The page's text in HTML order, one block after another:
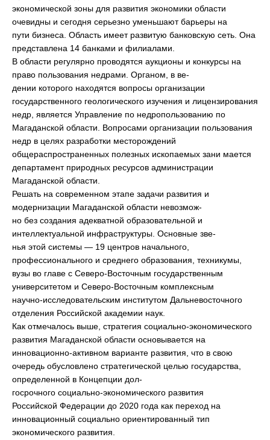
экономической зоны для развития экономики области
очевидны и сегодня серьезно уменьшают барьеры на
пути бизнеса. Область имеет развитую банковскую сеть. Она
представлена 14 банками и филиалами.
В области регулярно проводятся аукционы и конкурсы на
право пользования недрами. Органом, в ве-
дении которого находятся вопросы организации
государственного геологического изучения и лицензирования
недр, является Управление по недропользованию по
Магаданской области. Вопросами организации пользования
недр в целях разработки месторождений
общераспространенных полезных ископаемых зани мается
департамент природных ресурсов администрации
Магаданской области.
Решать на современном этапе задачи развития и
модернизации Магаданской области невозмож-
но без создания адекватной образовательной и
интеллектуальной инфраструктуры. Основные зве-
нья этой системы — 19 центров начального,
профессионального и среднего образования, техникумы,
вузы во главе с Северо-Восточным государственным
университетом и Северо-Восточным комплексным
научно-исследовательским институтом Дальневосточного
отделения Российской академии наук.
Как отмечалось выше, стратегия социально-экономического
развития Магаданской области основывается на
инновационно-активном варианте развития, что в свою
очередь обусловлено стратегической целью государства,
определенной в Концепции дол-
госрочного социально-экономического развития
Российской Федерации до 2020 года как переход на
инновационный социально ориентированный тип
экономического развития.